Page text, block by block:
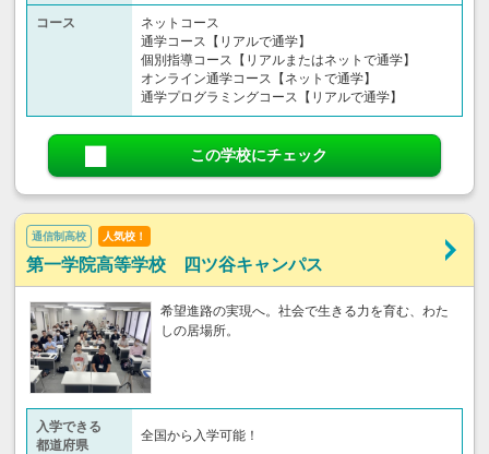
コース
ネットコース
通学コース【リアルで通学】
個別指導コース【リアルまたはネットで通学】
オンライン通学コース【ネットで通学】
通学プログラミングコース【リアルで通学】
この学校にチェック
通信制高校 人気校！
第一学院高等学校 四ツ谷キャンパス
希望進路の実現へ。社会で生きる力を育む、わた
しの居場所。
入学できる
都道府県
全国から入学可能！